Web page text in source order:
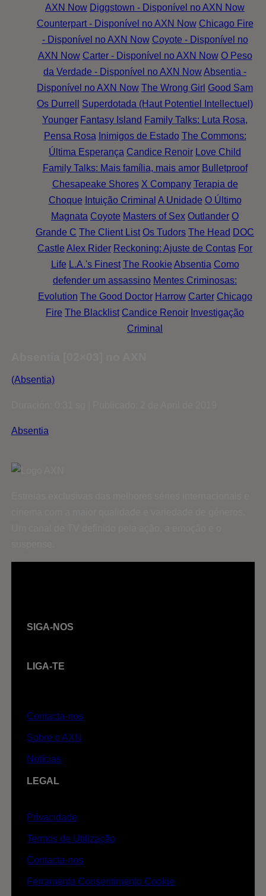
AXN Now Diggstown - Disponível no AXN Now
Counterpart - Disponível no AXN Now Chicago Fire
- Disponível no AXN Now Coyote - Disponível no
AXN Now Carter - Disponível no AXN Now O Peso
da Verdade - Disponível no AXN NowAbsentia -
Disponível no AXN Now The Wrong Girl Good Sam
Os Durrell
Superdotada (Haut Potentiel Intellectuel)
Younger Fantasy Island Family Talks: Luta Rosa,
Pensa Rosa Inimigos de Estado The Commons:
Última Esperança Candice Renoir Love Child
Family Talks: Mais família, mais amor Bulletproof
Chesapeake Shores X Company Terapia de
Choque Intuição Criminal A Unidade O Último
Magnata Coyote Masters of Sex Outlander O
Grande C The Client List Os Tudors The Head DOC
Castle Alex Rider Reckoning: Ajuste de Contas For
Life L.A.'s Finest The Rookie Absentia Como
defender um assassino Mentes Criminosas:
Evolution The Good Doctor Harrow Carter Chicago
Fire The Blacklist Candice Renoir Investigação
Criminal
(Absentia)
Absentia
SIGA-NOS
LIGA-TE
Contacta-nos
Sobre o AXN
Notícias
LEGAL
Privacidade
Termos de Utilização
Contacta-nos
Ferramenta Consentimento Cookie